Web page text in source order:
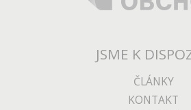
JSME K
ČLÁNKY
KONTAKT